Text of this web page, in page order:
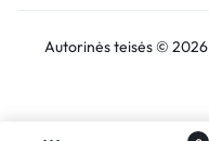
Autorinės teisės © 2026